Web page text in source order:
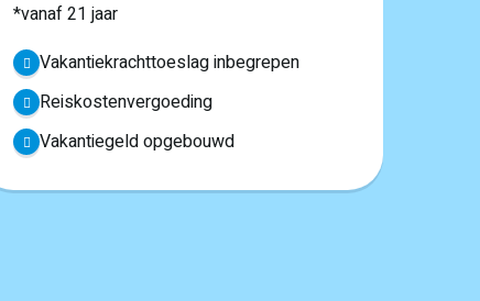
*vanaf 21 jaar
Vakantiekrachttoeslag inbegrepen
Reiskostenvergoeding
Vakantiegeld opgebouwd